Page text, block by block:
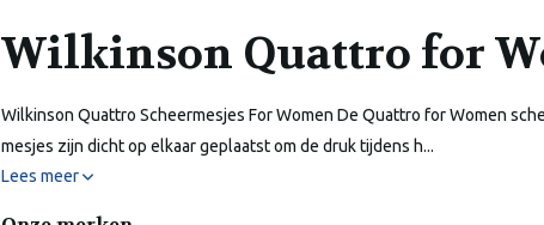
Wilkinson Quattro for
Wilkinson Quattro Scheermesjes For Women De Quattro for Women
mesjes zijn dicht op elkaar geplaatst om de druk tijdens h...
Lees meer